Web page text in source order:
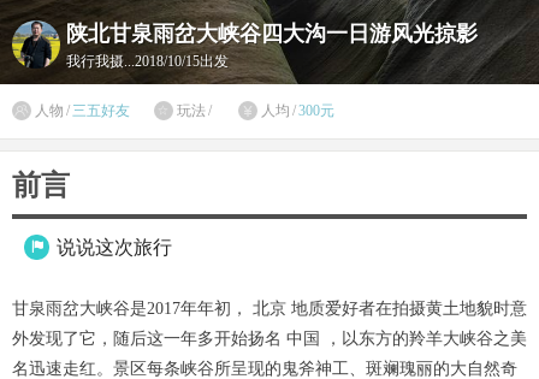
陕北甘泉雨岔大峡谷四大沟一日游风光掠影
我行我摄...2018/10/15出发
 人物 / 三五好友  玩法 /  人均 /300元
前言
 说说这次旅行
甘泉雨岔大峡谷是2017年年初， 北京 地质爱好者在拍摄黄土地貌时意
外发现了它，随后这一年多开始扬名 中国 ，以东方的羚羊大峡谷之美
名迅速走红。景区每条峡谷所呈现的鬼斧神工、斑斓瑰丽的大自然奇